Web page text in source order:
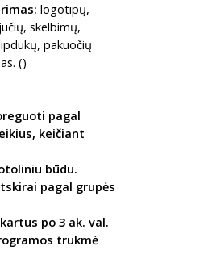
logotipų,
skelbimų,
pakuočių
()
pagal
keičiant
būdu.
pagal grupės
po 3 ak. val.
trukmė